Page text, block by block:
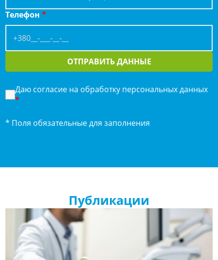
Телефон*
ОТПРАВИТЬ ДАННЫЕ
Даю согласие на обработку персональных данных
*
* Поля обязательные для заполнения
Публикации